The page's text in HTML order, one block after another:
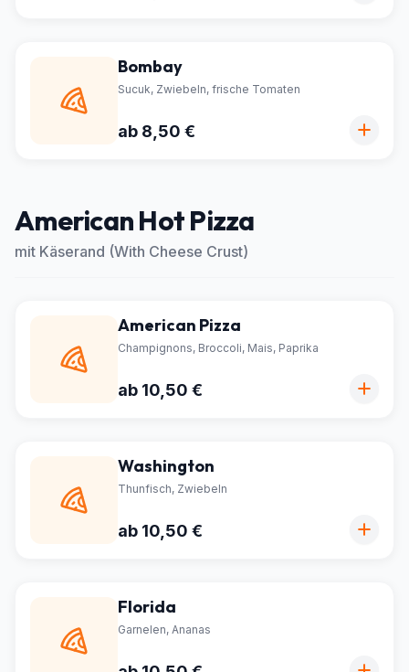
Bombay
Sucuk, Zwiebeln, frische Tomaten
ab 8,50 €
American Hot Pizza
mit Käserand (With Cheese Crust)
American Pizza
Champignons, Broccoli, Mais, Paprika
ab 10,50 €
Washington
Thunfisch, Zwiebeln
ab 10,50 €
Florida
Garnelen, Ananas